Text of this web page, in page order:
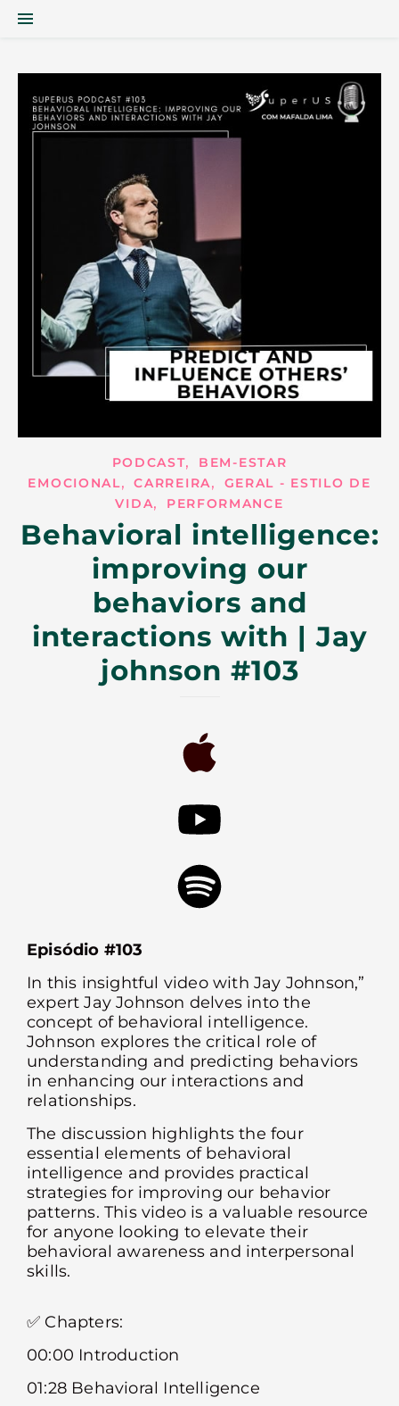
PODCAST,
BEM-ESTAR
EMOCIONAL,CARREIRA,
GERAL - ESTILO DE
VIDA, PERFORMANCE
Behavioral intelligence:
improving our
behaviors and
interactions with | Jay
johnson #103
Episódio #103
In this insightful video with Jay Johnson,”
expert Jay Johnson delves into the
concept of behavioral intelligence.
Johnson explores the critical role of
understanding and predicting behaviors
in enhancing our interactions and
relationships.
The discussion highlights the four
essential elements of behavioral
intelligence and provides practical
strategies for improving our behavior
patterns. This video is a valuable resource
for anyone looking to elevate their
behavioral awareness and interpersonal
skills.
✅ Chapters:
00:00 Introduction
01:28 Behavioral Intelligence